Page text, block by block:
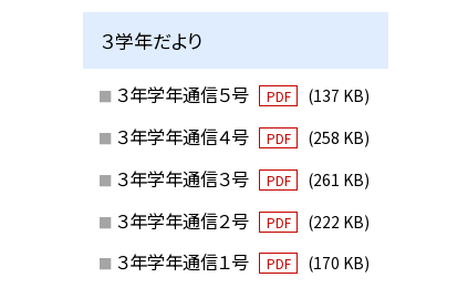
３学年だより
３年学年通信５号 PDF (137 KB)
３年学年通信４号 PDF (258 KB)
３年学年通信３号 PDF (261 KB)
３年学年通信２号 PDF (222 KB)
３年学年通信１号 PDF (170 KB)